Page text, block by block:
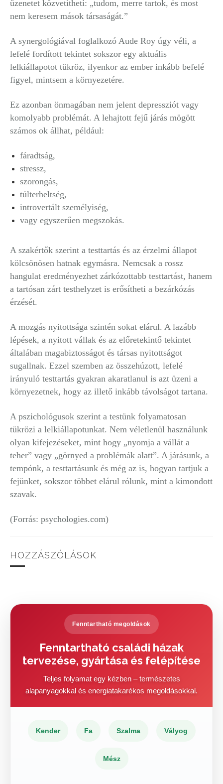
üzenetet közvetítheti: „tudom, merre tartok, és most
nem keresem mások társaságát.”
A synergológiával foglalkozó Aude Roy úgy véli, a
lefelé fordított tekintet sokszor egy aktuális
lelkiállapotot tükröz, ilyenkor az ember inkább befelé
figyel, mintsem a környezetére.
Ez azonban önmagában nem jelent depressziót vagy
komolyabb problémát. A lehajtott fejű járás mögött
számos ok állhat, például:
fáradtság,
stressz,
szorongás,
túlterheltség,
introvertált személyiség,
vagy egyszerűen megszokás.
A szakértők szerint a testtartás és az érzelmi állapot
kölcsönösen hatnak egymásra. Nemcsak a rossz
hangulat eredményezhet zárkózottabb testtartást, hanem
a tartósan zárt testhelyzet is erősítheti a bezárkózás
érzését.
A mozgás nyitottsága szintén sokat elárul. A lazább
lépések, a nyitott vállak és az előretekintő tekintet
általában magabiztosságot és társas nyitottságot
sugallnak. Ezzel szemben az összehúzott, lefelé
irányuló testtartás gyakran akaratlanul is azt üzeni a
környezetnek, hogy az illető inkább távolságot tartana.
A pszichológusok szerint a testünk folyamatosan
tükrözi a lelkiállapotunkat. Nem véletlenül használunk
olyan kifejezéseket, mint hogy „nyomja a vállát a
teher” vagy „görnyed a problémák alatt”. A járásunk, a
tempónk, a testtartásunk és még az is, hogyan tartjuk a
fejünket, sokszor többet elárul rólunk, mint a kimondott
szavak.
(Forrás: psychologies.com)
HOZZÁSZÓLÁSOK
Fenntartható megoldások
Fenntartható családi házak
tervezése, gyártása és felépítése
Teljes folyamat egy kézben – természetes
alapanyagokkal és energiatakarékos megoldásokkal.
Kender Fa Szalma Vályog
Mész